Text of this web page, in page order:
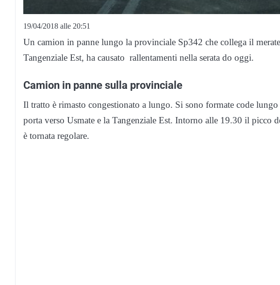
19/04/2018 alle 20:51
Un camion in panne lungo la provinciale Sp342 che collega il
Tangenziale Est, ha causato rallentamenti nella serata do oggi.
Camion in panne sulla provinciale
Il tratto è rimasto congestionato a lungo. Si sono formate code
porta verso Usmate e la Tangenziale Est. Intorno alle 19.30 il picco
è tornata regolare.